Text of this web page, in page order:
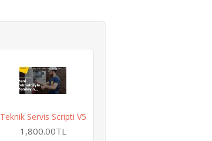
Teknik Servis Scripti V5
1,800.00TL